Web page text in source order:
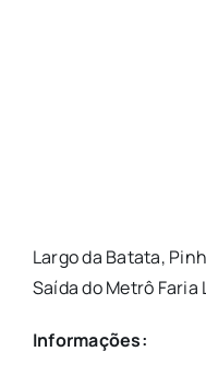
Largo da Batata,
Saída do Metrô Faria
Informações: